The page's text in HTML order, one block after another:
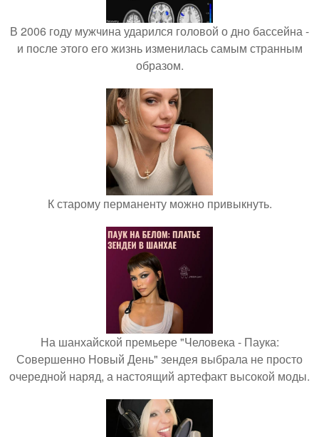
В 2006 году мужчина ударился головой о дно бассейна -
и после этого его жизнь изменилась самым странным
образом.
К старому перманенту можно привыкнуть.
На шанхайской премьере "Человека - Паука:
Совершенно Новый День" зендея выбрала не просто
очередной наряд, а настоящий артефакт высокой моды.